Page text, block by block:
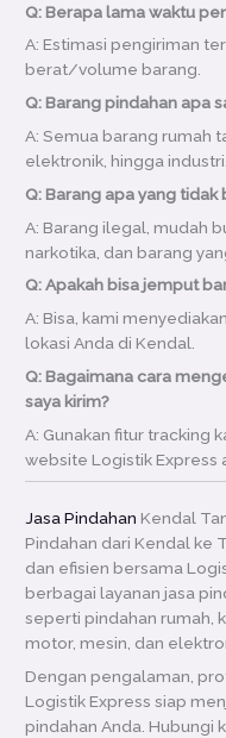
Q: Berapa lama waktu
A: Estimasi pengiriman
berat/volume barang.
Q: Barang pindahan apa
A: Semua barang rumah
elektronik, hingga industri.
Q: Barang apa yang tidak
A: Barang ilegal, mudah
narkotika, dan barang
Q: Apakah bisa jemput
A: Bisa, kami
lokasi Anda di Kendal.
Q: Bagaimana cara
saya kirim?
A: Gunakan fitur tracking
website Logistik Express
Jasa Pindahan Kendal
Pindahan dari Kendal ke
dan efisien bersama
berbagai layanan jasa
seperti pindahan rumah,
motor, mesin, dan
Dengan pengalaman,
Logistik Express siap
pindahan Anda. Hubungi